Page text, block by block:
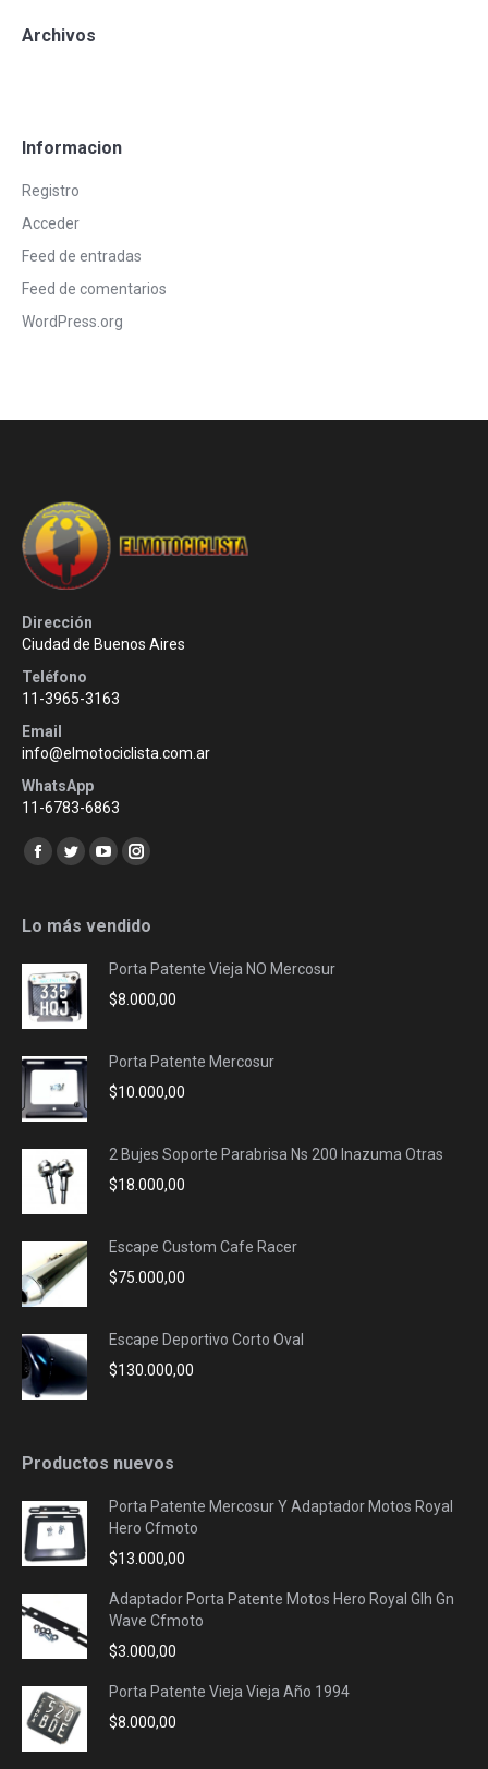
Archivos
Informacion
Registro
Acceder
Feed de entradas
Feed de comentarios
WordPress.org
Dirección
Ciudad de Buenos Aires
Teléfono
11-3965-3163
Email
info@elmotociclista.com.ar
WhatsApp
11-6783-6863
Encuéntranos en:
Facebook
opens
new
window
Twitter
opens
new
window
YouTube
opens
new
window
Instagram
opens
new
window
Lo más vendido
Porta Patente Vieja NO Mercosur
$8.000,00
Porta Patente Mercosur
$10.000,00
2 Bujes Soporte Parabrisa Ns 200 Inazuma Otras
$18.000,00
Escape Custom Cafe Racer
$75.000,00
Escape Deportivo Corto Oval
$130.000,00
Productos nuevos
Porta Patente Mercosur Y Adaptador Motos Royal
Hero Cfmoto
$13.000,00
Adaptador Porta Patente Motos Hero Royal Glh Gn
Wave Cfmoto
$3.000,00
Porta Patente Vieja Vieja Año 1994
$8.000,00